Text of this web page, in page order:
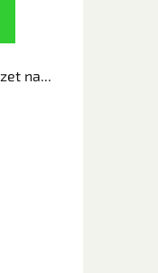
na...